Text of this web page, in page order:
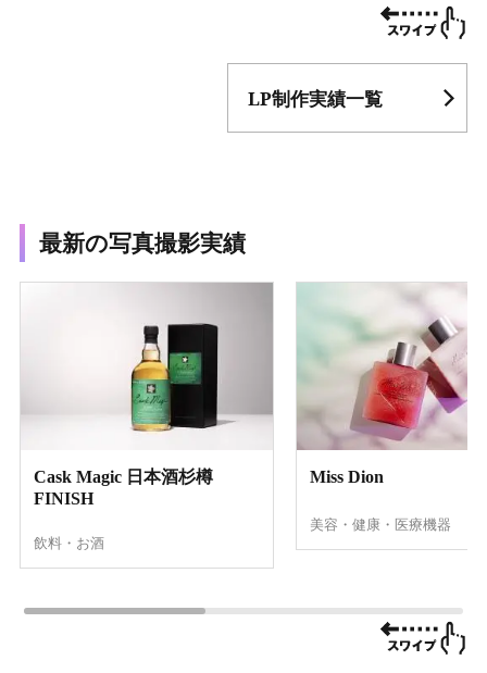
LP制作実績一覧
最新の写真撮影実績
Cask Magic 日本酒杉樽
FINISH
飲料・お酒
Miss Dion
美容・健康・医療機器